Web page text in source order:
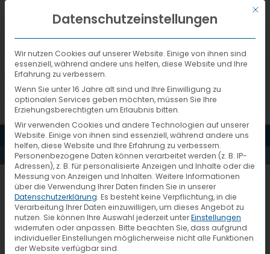
DEUTSCH
MENÜ
PRESSEMELDUNGEN
NewsTrailer 01-2007
Mit
Datenschutzeinstellungen
Wir nutzen Cookies auf unserer Website. Einige von ihnen sind
essenziell, während andere uns helfen, diese Website und Ihre
Erfahrung zu verbessern.
Wenn Sie unter 16 Jahre alt sind und Ihre Einwilligung zu
optionalen Services geben möchten, müssen Sie Ihre
Erziehungsberechtigten um Erlaubnis bitten.
Wir verwenden Cookies und andere Technologien auf unserer
Website. Einige von ihnen sind essenziell, während andere uns
helfen, diese Website und Ihre Erfahrung zu verbessern.
Personenbezogene Daten können verarbeitet werden (z. B. IP-
Adressen), z. B. für personalisierte Anzeigen und Inhalte oder die
Messung von Anzeigen und Inhalten. Weitere Informationen
über die Verwendung Ihrer Daten finden Sie in unserer
Datenschutzerklärung. Es besteht keine Verpflichtung, in die
Verarbeitung Ihrer Daten einzuwilligen, um dieses Angebot zu
nutzen. Sie können Ihre Auswahl jederzeit unterEinstellungen
widerrufen oder anpassen. Bitte beachten Sie, dass aufgrund
individueller Einstellungen möglicherweise nicht alle Funktionen
der Website verfügbar sind.